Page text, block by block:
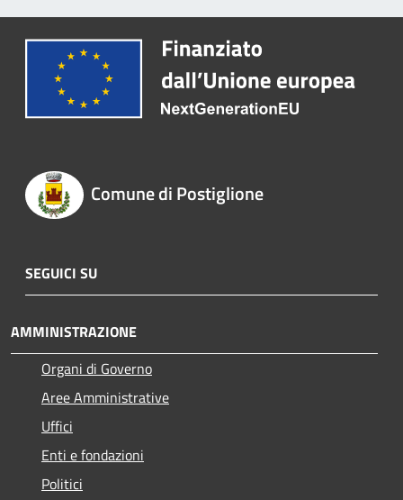
Comune di Postiglione
SEGUICI SU
AMMINISTRAZIONE
Organi di Governo
Aree Amministrative
Uffici
Enti e fondazioni
Politici